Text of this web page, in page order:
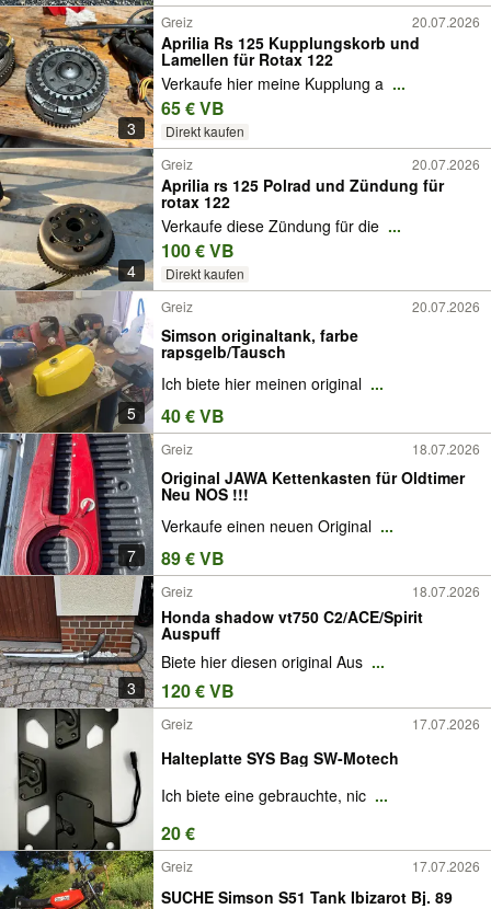
3
Greiz 20.07.2026
Aprilia Rs 125 Kupplungskorb und
Lamellen für Rotax 122
Verkaufe hier meine Kupplung a ...
65 € VB
Direkt kaufen
4
Greiz 20.07.2026
Aprilia rs 125 Polrad und Zündung für
rotax 122
Verkaufe diese Zündung für die ...
100 € VB
Direkt kaufen
5
Greiz 20.07.2026
Simson originaltank, farbe
rapsgelb/Tausch
Ich biete hier meinen original ...
40 € VB
7
Greiz 18.07.2026
Original JAWA Kettenkasten für Oldtimer
Neu NOS !!!
Verkaufe einen neuen Original ...
89 € VB
3
Greiz 18.07.2026
Honda shadow vt750 C2/ACE/Spirit
Auspuff
Biete hier diesen original Aus ...
120 € VB
Greiz 17.07.2026
Halteplatte SYS Bag SW-Motech
Ich biete eine gebrauchte, nic ...
20 €
Greiz 17.07.2026
SUCHE Simson S51 Tank Ibizarot Bj. 89